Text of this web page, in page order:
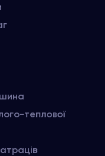
теплової